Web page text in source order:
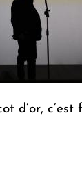
d’or, c’est